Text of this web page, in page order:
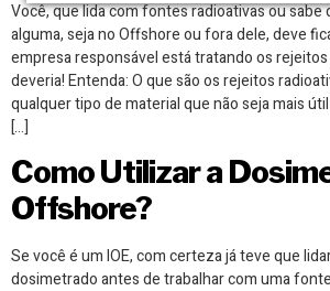
Você, que lida com fontes radioativas ou sabe
alguma, seja no Offshore ou fora dele, deve
empresa responsável está tratando os
deveria! Entenda: O que são os rejeitos
qualquer tipo de material que não seja mais
[…]
Como Utilizar a
Offshore?
Se você é um IOE, com certeza já teve que
dosimetrado antes de trabalhar com uma